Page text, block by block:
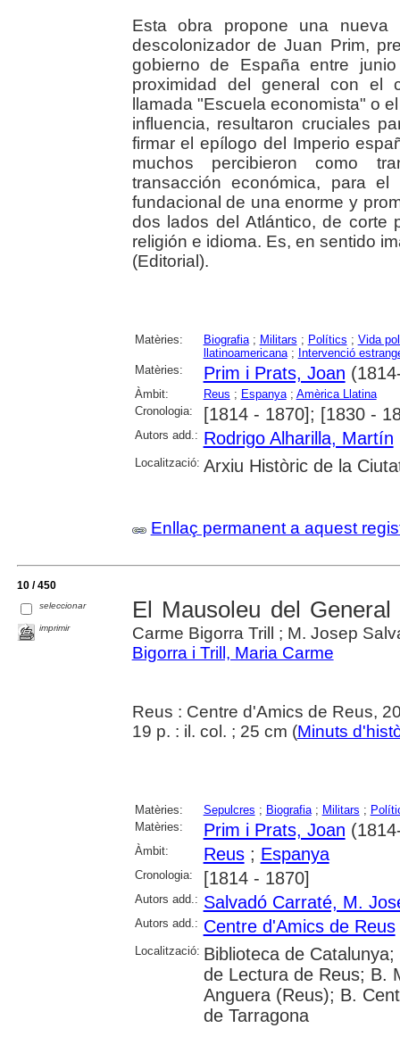
Esta obra propone una nueva
descolonizador de Juan Prim,
gobierno de España entre
proximidad del general con el
llamada "Escuela economista" o
influencia, resultaron cruciales
firmar el epílogo del Imperio
muchos percibieron como
transacción económica, para
fundacional de una enorme y
dos lados del Atlántico, de corte
religión e idioma. Es, en sentido
(Editorial).
Matèries: Biografia; Militars ; Polítics ; Vida
llatinoamericana; Intervenció
Matèries:
Prim i Prats, Joan
Àmbit: Reus ; Espanya; Amèrica Llatina
Cronologia:
[1814 - 1870]; [1830 -
Autors add.: Rodrigo Alharilla, Martín
Localització: Arxiu Històric de la
Enllaç permanent a aquest
10 / 450
seleccionar
imprimir
El Mausoleu del
Carme Bigorra Trill ; M. Josep
Bigorra i Trill, Maria Carme
Reus : Centre d'Amics de Reus,
19 p. : il. col. ; 25 cm (Minuts
Matèries: Sepulcres ; Biografia; Militars ;
Matèries:
Prim i Prats, Joan
Àmbit: Reus; Espanya
Cronologia: [1814 - 1870]
Autors add.: Salvadó Carraté, M.
Autors add.: Centre d'Amics de Reus
Localització: Biblioteca de
de Lectura de Reus; B.
Anguera (Reus); B.
de Tarragona